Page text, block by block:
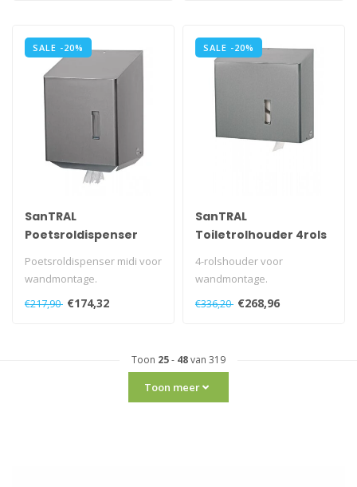
SALE -20%
SanTRAL
Poetsroldispenser
Poetsroldispenser midi voor
wandmontage.
Met kunststof slot en
€217,90 €174,32
SALE -20%
SanTRAL
Toiletrolhouder 4rols
RVS
4-rolshouder voor
wandmontage.
Automatisch rotatie
€336,20 €268,96
Toon 25- 48van 319
Toon meer